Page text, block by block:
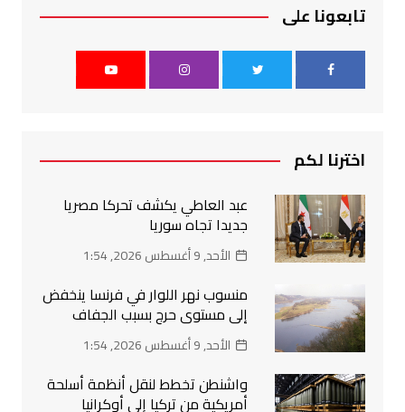
تابعونا على
اخترنا لكم
عبد العاطي يكشف تحركا مصريا
جديدا تجاه سوريا
الأحد, 9 أغسطس 2026, 1:54
منسوب نهر اللوار في فرنسا ينخفض
إلى مستوى حرج بسبب الجفاف
الأحد, 9 أغسطس 2026, 1:54
واشنطن تخطط لنقل أنظمة أسلحة
أمريكية من تركيا إلى أوكرانيا